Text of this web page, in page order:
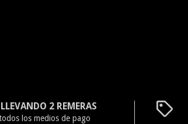
2 REMERAS
los medios de pago